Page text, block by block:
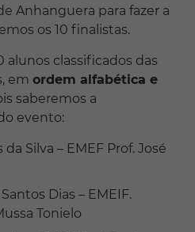
Anhanguera para fazer a
os 10 finalistas.
alunos classificados das
em ordem alfabética e
saberemos a
evento:
Silva – EMEF Prof. José
Dias – EMEIF.
Tonielo